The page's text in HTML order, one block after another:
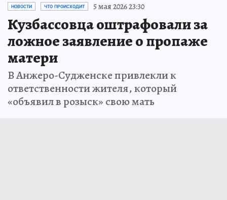
НОВОСТИ ЧТО ПРОИСХОДИТ 5 мая 2026 23:30
Кузбассовца оштрафовали за
ложное заявление о пропаже
матери
В Анжеро-Судженске привлекли к
ответственности жителя, который
«объявил в розыск» свою мать